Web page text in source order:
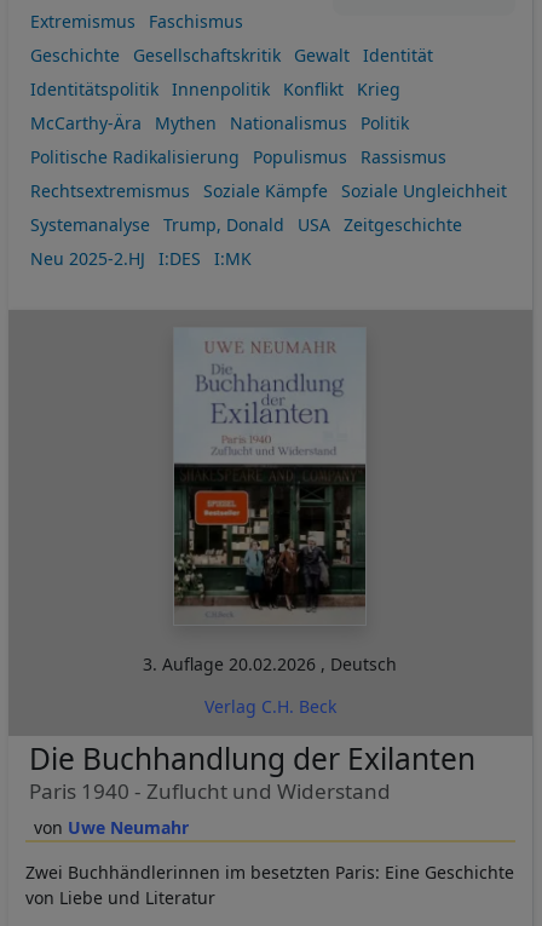
Extremismus
Faschismus
Geschichte
Gesellschaftskritik Gewalt
Identität
Identitätspolitik
Innenpolitik Konflikt
Krieg
McCarthy-Ära
Mythen Nationalismus
Politik
Politische Radikalisierung
Populismus
Rassismus
Rechtsextremismus
Soziale Kämpfe
Soziale Ungleichheit
Systemanalyse
Trump, Donald USA
Zeitgeschichte
Neu 2025-2.HJ
I:DES I:MK
3. Auflage 20.02.2026 , Deutsch
Verlag C.H. Beck
Uwe Neumahr
Die Buchhandlung der Exilanten
Paris 1940 - Zuflucht und Widerstand
Zwei Buchhändlerinnen im besetzten Paris: Eine Geschichte
von Liebe und Literatur